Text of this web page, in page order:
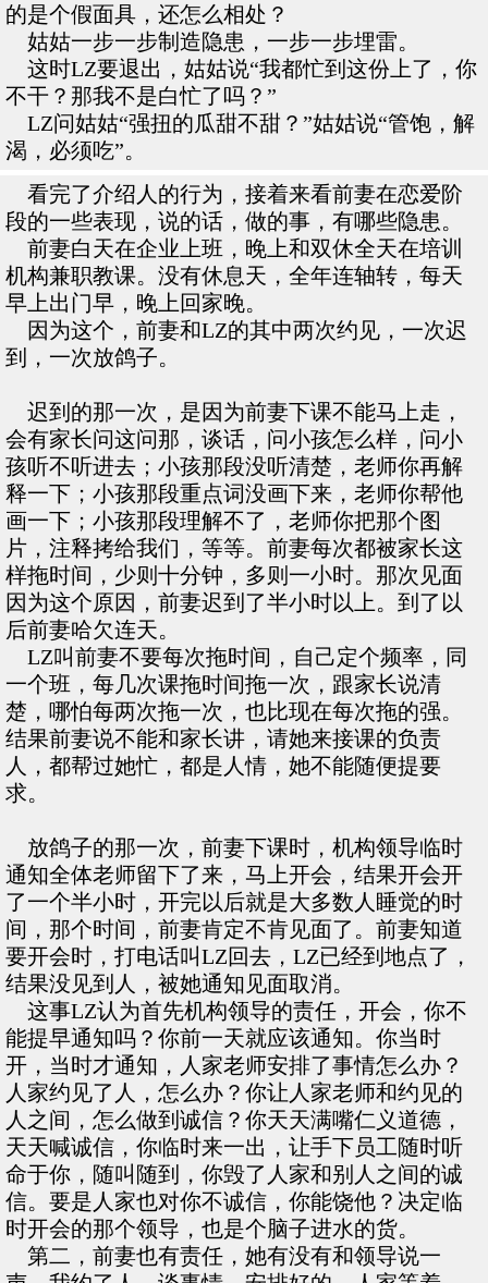
的是个假面具，还怎么相处？
姑姑一步一步制造隐患，一步一步埋雷。
这时LZ要退出，姑姑说“我都忙到这份上了，你
不干？那我不是白忙了吗？”
LZ问姑姑“强扭的瓜甜不甜？”姑姑说“管饱，解
渴，必须吃”。
看完了介绍人的行为，接着来看前妻在恋爱阶
段的一些表现，说的话，做的事，有哪些隐患。
前妻白天在企业上班，晚上和双休全天在培训
机构兼职教课。没有休息天，全年连轴转，每天
早上出门早，晚上回家晚。
因为这个，前妻和LZ的其中两次约见，一次迟
到，一次放鸽子。
迟到的那一次，是因为前妻下课不能马上走，
会有家长问这问那，谈话，问小孩怎么样，问小
孩听不听进去；小孩那段没听清楚，老师你再解
释一下；小孩那段重点词没画下来，老师你帮他
画一下；小孩那段理解不了，老师你把那个图
片，注释拷给我们，等等。前妻每次都被家长这
样拖时间，少则十分钟，多则一小时。那次见面
因为这个原因，前妻迟到了半小时以上。到了以
后前妻哈欠连天。
LZ叫前妻不要每次拖时间，自己定个频率，同
一个班，每几次课拖时间拖一次，跟家长说清
楚，哪怕每两次拖一次，也比现在每次拖的强。
结果前妻说不能和家长讲，请她来接课的负责
人，都帮过她忙，都是人情，她不能随便提要
求。
放鸽子的那一次，前妻下课时，机构领导临时
通知全体老师留下了来，马上开会，结果开会开
了一个半小时，开完以后就是大多数人睡觉的时
间，那个时间，前妻肯定不肯见面了。前妻知道
要开会时，打电话叫LZ回去，LZ已经到地点了，
结果没见到人，被她通知见面取消。
这事LZ认为首先机构领导的责任，开会，你不
能提早通知吗？你前一天就应该通知。你当时
开，当时才通知，人家老师安排了事情怎么办？
人家约见了人，怎么办？你让人家老师和约见的
人之间，怎么做到诚信？你天天满嘴仁义道德，
天天喊诚信，你临时来一出，让手下员工随时听
命于你，随叫随到，你毁了人家和别人之间的诚
信。要是人家也对你不诚信，你能饶他？决定临
时开会的那个领导，也是个脑子进水的货。
第二，前妻也有责任，她有没有和领导说一